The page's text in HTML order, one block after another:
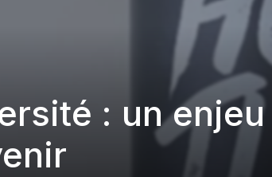
: un enjeu